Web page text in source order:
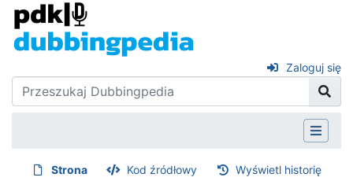
Zaloguj się
Strona Kod źródłowy Wyświetl historię